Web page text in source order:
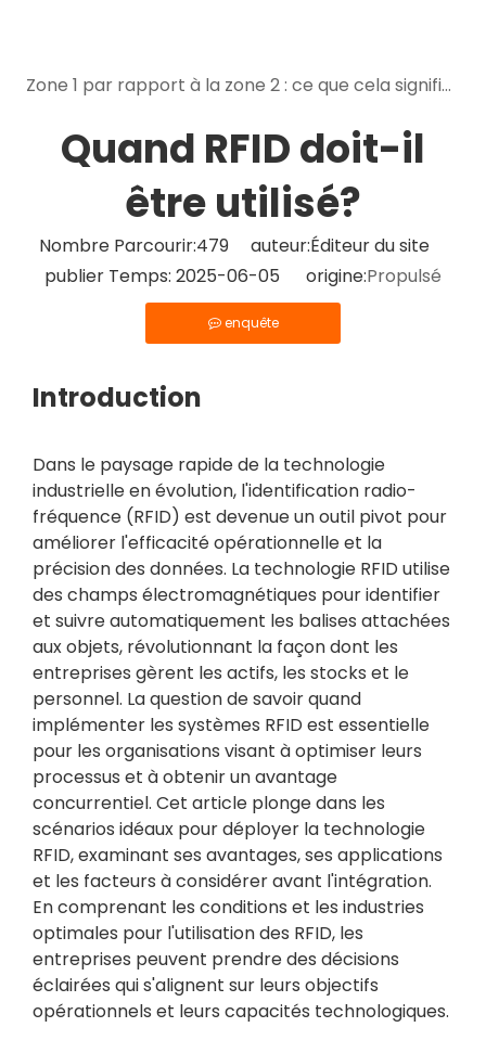
Zone 1 par rapport à la zone 2 : ce que cela signifie lors du choix d'appareils mobiles intrinsèquement sûrs
Quand RFID doit-il
être utilisé?
Nombre Parcourir:479 auteur:Éditeur du site
publier Temps: 2025-06-05 origine:Propulsé
enquête
Introduction
Dans le paysage rapide de la technologie
industrielle en évolution, l'identification radio-
fréquence (RFID) est devenue un outil pivot pour
améliorer l'efficacité opérationnelle et la
précision des données. La technologie RFID utilise
des champs électromagnétiques pour identifier
et suivre automatiquement les balises attachées
aux objets, révolutionnant la façon dont les
entreprises gèrent les actifs, les stocks et le
personnel. La question de savoir quand
implémenter les systèmes RFID est essentielle
pour les organisations visant à optimiser leurs
processus et à obtenir un avantage
concurrentiel. Cet article plonge dans les
scénarios idéaux pour déployer la technologie
RFID, examinant ses avantages, ses applications
et les facteurs à considérer avant l'intégration.
En comprenant les conditions et les industries
optimales pour l'utilisation des RFID, les
entreprises peuvent prendre des décisions
éclairées qui s'alignent sur leurs objectifs
opérationnels et leurs capacités technologiques.